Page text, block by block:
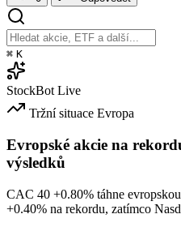
⌘ K
StockBot Live
Tržní situace Evropa
Evropské akcie na
výsledků
CAC 40 +0.80% táhne
+0.40% na rekordu, zatímco